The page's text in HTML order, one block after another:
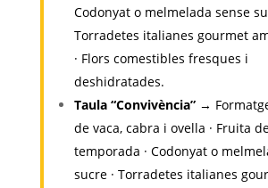
Codonyat o melmelada sense
Torradetes italianes gourmet
· Flors comestibles fresques i
deshidratades.
Taula “Convivència”→
de vaca, cabra i ovella · Fruita
temporada · Codonyat o
sucre · Torradetes italianes